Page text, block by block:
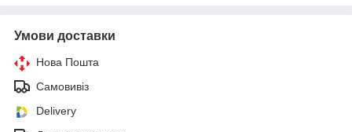
Умови доставки
Нова Пошта
Самовивіз
Delivery